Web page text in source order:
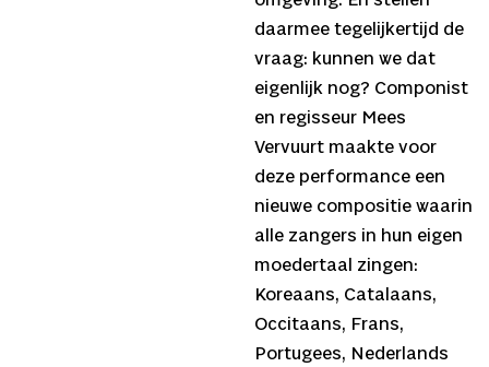
daarmee tegelijkertijd de
vraag: kunnen we dat
eigenlijk nog? Componist
en regisseur Mees
Vervuurt maakte voor
deze performance een
nieuwe compositie waarin
alle zangers in hun eigen
moedertaal zingen:
Koreaans, Catalaans,
Occitaans, Frans,
Portugees, Nederlands